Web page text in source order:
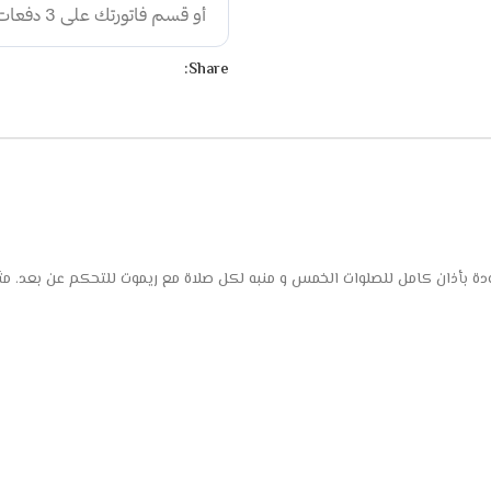
Share:
بأذان كامل للصلوات الخمس و منبه لكل صلاة مع ريموت للتحكم عن بعد.